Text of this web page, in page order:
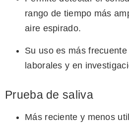
rango de tiempo más
aire espirado.
Su uso es más
laborales y en
Prueba de saliva
Más reciente y menos